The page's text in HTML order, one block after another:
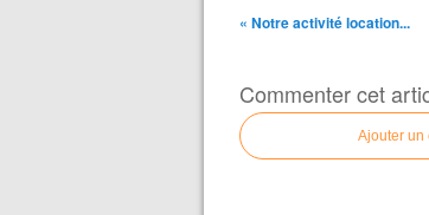
« Notre activité location...
Commenter cet
Ajouter un